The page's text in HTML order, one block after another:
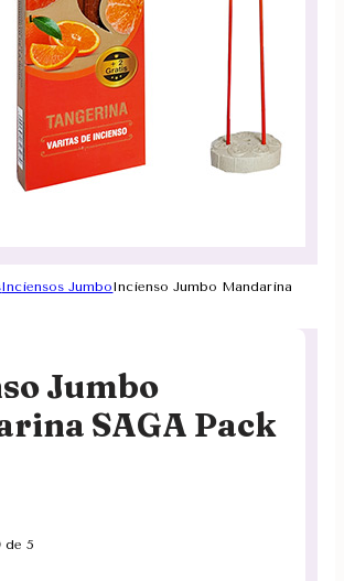
Inciensos JumboIncienso Jumbo Mandarina
Jumbo
SAGA Pack
de 5